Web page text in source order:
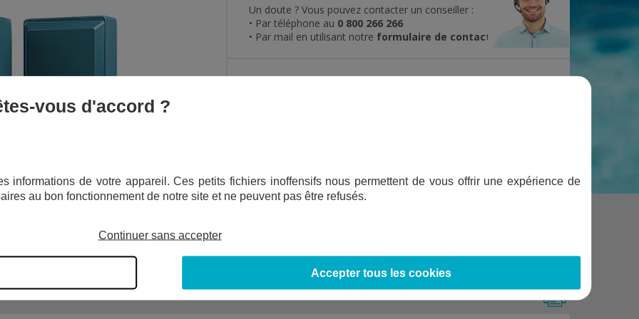
Un doute ? Vous pouvez contacter un conseiller :
• Par téléphone au 0 800 266 266
• Par mail en utilisant notre formulaire de contact
vous d'accord ?
informations de votre appareil. Ces petits fichiers inoffensifs nous permettent de vous offrir une expérience de
au bon fonctionnement de notre site et ne peuvent pas être refusés.
Continuer sans accepter
Accepter tous les cookies